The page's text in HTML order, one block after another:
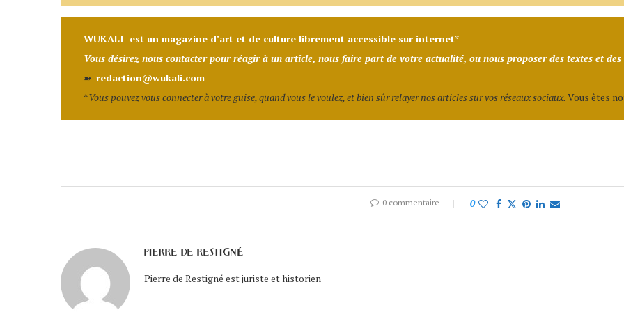
WUKALI est un magazine d’art et de culture librement accessible sur internet*
Vous désirez nous contacter pour réagir à un article, nous faire part de votre actualité, ou nous proposer des textes et des
➽ redaction@wukali.com
*Vous pouvez vous connecter à votre guise, quand vous le voulez, et bien sûr relayer nos articles sur vos réseaux sociaux.Vous êtes
0 commentaire 0
PIERRE DE RESTIGNÉ
Pierre de Restigné est juriste et historien